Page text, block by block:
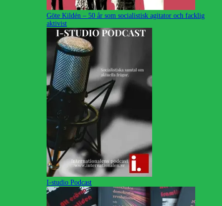
Göte Kildén – 50 år som socialistisk agitator och facklig
aktivist
I-studio Podcast